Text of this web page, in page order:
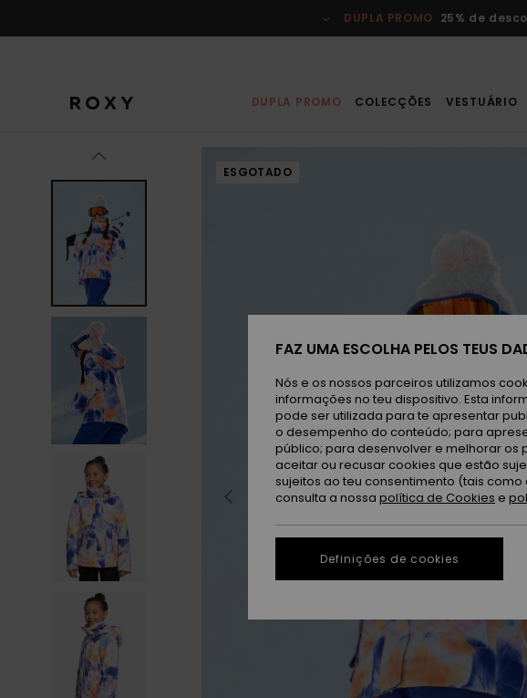
do
DUPLA PROMO 25% de
DUPLA PROMO COLECÇÕES VESTUÁRIO
ESGOTADO
FAZ UMA ESCOLHA PELOS TEUS
Nós e os nossos parceiros utilizamos
informações no teu dispositivo. Esta
pode ser utilizada para te apresentar
o desempenho do conteúdo; para
público; para desenvolver e melhorar os
aceitar ou recusar cookies que estão
sujeitos ao teu consentimento (tais
consulta a nossa política de Cookies e
Definições de cookies